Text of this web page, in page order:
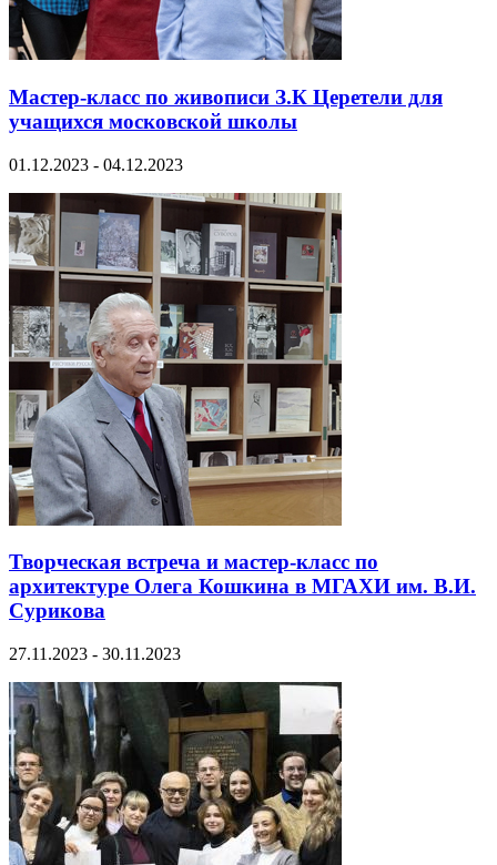
Мастер-класс по живописи З.К Церетели для
учащихся московской школы
01.12.2023 - 04.12.2023
Творческая встреча и мастер-класс по
архитектуре Олега Кошкина в МГАХИ им. В.И.
Сурикова
27.11.2023 - 30.11.2023